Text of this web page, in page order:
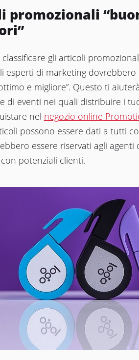
promozionali
classificare gli articoli
esperti di marketing
e migliore”. Questo ti
di eventi nei quali distribuire i
nel negozio online
possono essere dati a tutti
essere riservati agli agenti
potenziali clienti.